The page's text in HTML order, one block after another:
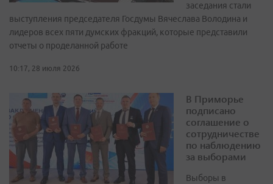
заседания стали
выступления председателя Госдумы Вячеслава Володина и
лидеров всех пяти думских фракций, которые представили
отчеты о проделанной работе
10:17, 28 июля 2026
В Приморье
подписано
соглашение о
сотрудничестве
по наблюдению
за выборами
Выборы в